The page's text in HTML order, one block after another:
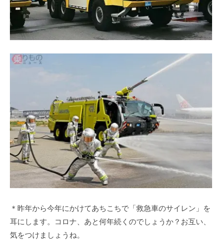
＊昨年から今年にかけてあちこちで「救急車のサイレン」を
耳にします。コロナ、あと何年続くのでしょうか？お互い、
気をつけましょうね。